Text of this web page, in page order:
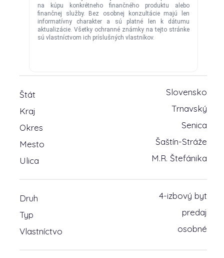
Štát
Slovensko
Kraj
Trnavský
Okres
Senica
Mesto
Šaštín-Stráže
Ulica
M.R. Štefánika
Druh
4-izbový byt
Typ
predaj
Vlastníctvo
osobné